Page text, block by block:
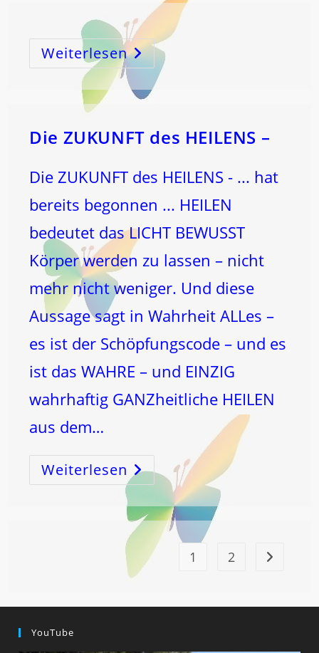
Weiterlesen
Die ZUKUNFT des HEILENS –
Die ZUKUNFT des HEILENS - ... hat
bereits begonnen ... HEILEN
bedeutet das LICHT BEWUSST
Körper werden zu lassen – nicht
mehr nicht weniger. Und diese
Aussage sagt in Wahrheit ALLes –
es ist der Schöpfungscode – und es
ist das WAHRE – und EINZIG
wahrhaftig GANZheitliche HEILEN
aus dem…
Weiterlesen Die
ZUKUNFT
Des
HEILENS
–
1 2 Zur
YouTube